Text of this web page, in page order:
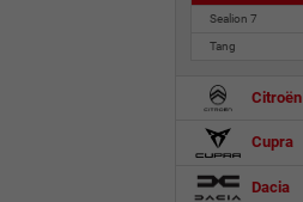
Sealion 7
Tang
Citroën
Cupra
Dacia